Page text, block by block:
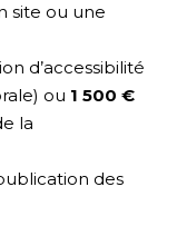
site ou une
d’accessibilité
ou 1 500 €
la
des